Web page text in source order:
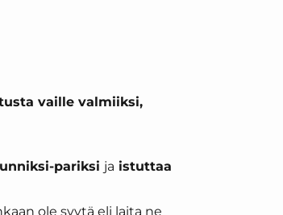
vaille valmiiksi,
pariksi ja istuttaa
ole syytä eli laita ne